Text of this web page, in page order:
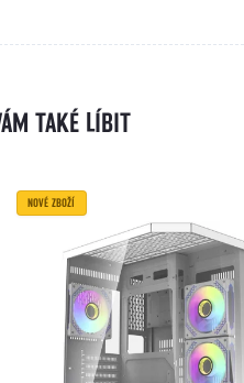
NOVÉ ZBOŽÍ